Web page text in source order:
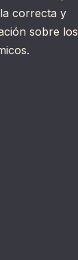
correcta y
sobre los